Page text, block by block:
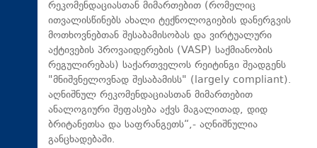
რეკომენდაციასთან მიმართებით (რომელიც
ითვალისწინებს ახალი ტექნოლოგიების დანერგვის
მოთხოვნებთან შესაბამისობას და ვირტუალური
აქტივების პროვაიდერების (VASP) საქმიანობის
რეგულირებას) საქართველოს რეიტინგი შეადგენს
"მნიშვნელოვნად შესაბამისს" (largely compliant).
აღნიშნულ რეკომენდაციასთან მიმართებით
ანალოგიური შეფასება აქვს მაგალითად, დიდ
ბრიტანეთსა და საფრანგეთს“,- აღნიშნულია
განცხადებაში.